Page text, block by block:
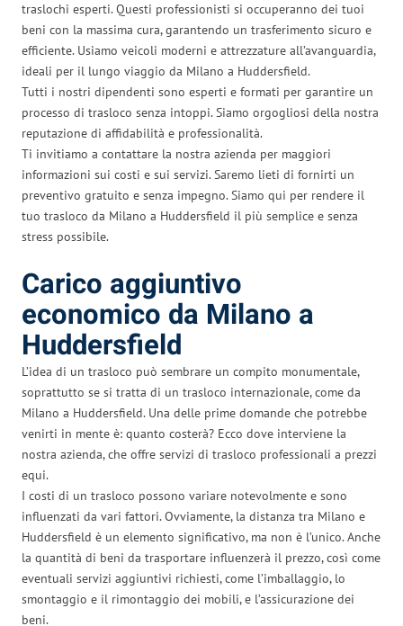
traslochi esperti. Questi professionisti si occuperanno dei tuoi
beni con la massima cura, garantendo un trasferimento sicuro e
efficiente. Usiamo veicoli moderni e attrezzature all’avanguardia,
ideali per il lungo viaggio da Milano a Huddersfield.
Tutti i nostri dipendenti sono esperti e formati per garantire un
processo di trasloco senza intoppi. Siamo orgogliosi della nostra
reputazione di affidabilità e professionalità.
Ti invitiamo a contattare la nostra azienda per maggiori
informazioni sui costi e sui servizi. Saremo lieti di fornirti un
preventivo gratuito e senza impegno. Siamo qui per rendere il
tuo trasloco da Milano a Huddersfield il più semplice e senza
stress possibile.
Carico aggiuntivo
economico da Milano a
Huddersfield
L’idea di un trasloco può sembrare un compito monumentale,
soprattutto se si tratta di un trasloco internazionale, come da
Milano a Huddersfield. Una delle prime domande che potrebbe
venirti in mente è: quanto costerà? Ecco dove interviene la
nostra azienda, che offre servizi di trasloco professionali a prezzi
equi.
I costi di un trasloco possono variare notevolmente e sono
influenzati da vari fattori. Ovviamente, la distanza tra Milano e
Huddersfield è un elemento significativo, ma non è l’unico. Anche
la quantità di beni da trasportare influenzerà il prezzo, così come
eventuali servizi aggiuntivi richiesti, come l’imballaggio, lo
smontaggio e il rimontaggio dei mobili, e l’assicurazione dei
beni.